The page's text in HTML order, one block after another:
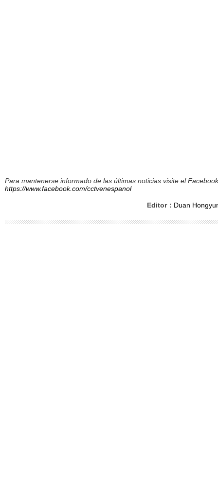
Para mantenerse informado de las últimas noticias visite el
https://www.facebook.com/cctvenespanol
Editor： Duan